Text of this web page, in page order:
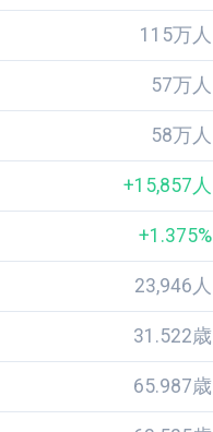
115万人
57万人
58万人
+15,857人
+1.375%
23,946人
31.522歳
65.987歳